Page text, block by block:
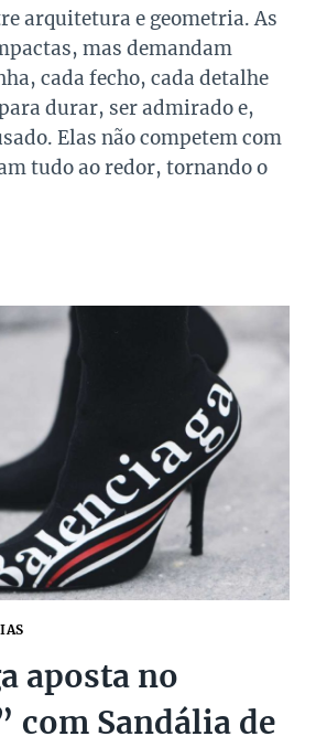
arquitetura e geometria. As
mas demandam
cada fecho, cada detalhe
durar, ser admirado e,
Elas não competem com
tudo ao redor, tornando o
aposta no
com Sandália de